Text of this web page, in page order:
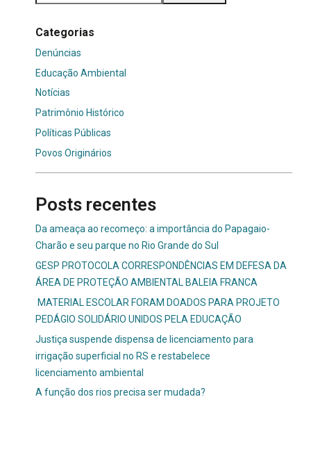
Categorias
Denúncias
Educação Ambiental
Notícias
Patrimônio Histórico
Políticas Públicas
Povos Originários
Posts recentes
Da ameaça ao recomeço: a importância do Papagaio-
Charão e seu parque no Rio Grande do Sul
GESP PROTOCOLA CORRESPONDÊNCIAS EM DEFESA DA
ÁREA DE PROTEÇÃO AMBIENTAL BALEIA FRANCA
MATERIAL ESCOLAR FORAM DOADOS PARA PROJETO
PEDÁGIO SOLIDÁRIO UNIDOS PELA EDUCAÇÃO
Justiça suspende dispensa de licenciamento para
irrigação superficial no RS e restabelece
licenciamento ambiental
A função dos rios precisa ser mudada?